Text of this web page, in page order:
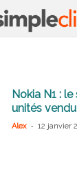
Nokia N1 :
unités
Alex - 12 janvier